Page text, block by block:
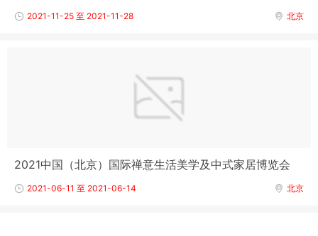
北京
2021-11-25 至 2021-11-28
2021中国（北京）国际禅意生活美学及中式家居博览会
北京
2021-06-11 至 2021-06-14